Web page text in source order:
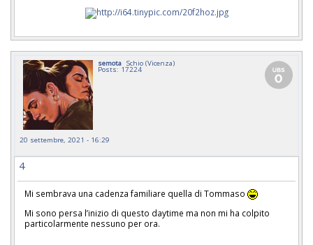
semota Schio (Vicenza)
Posts: 17224
20 settembre, 2021 - 16:29
4
Mi sembrava una cadenza familiare quella di Tommaso
Mi sono persa l’inizio di questo daytime ma non mi ha colpito
particolarmente nessuno per ora.